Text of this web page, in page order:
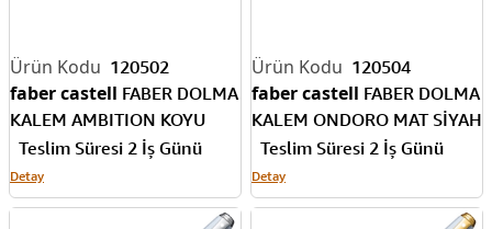
120502
faber castell FABER DOLMA
KALEM AMBITION KOYU
KUM RENGİ 147050
Teslim Süresi 2 İş Günü
Detay
120504
faber castell FABER DOLMA
KALEM ONDORO MAT SİYAH
147810
Teslim Süresi 2 İş Günü
Detay